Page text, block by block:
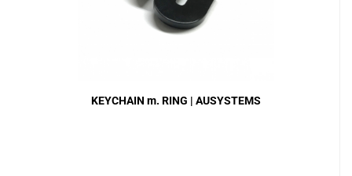
KEYCHAIN m. RING | AUSYSTEMS